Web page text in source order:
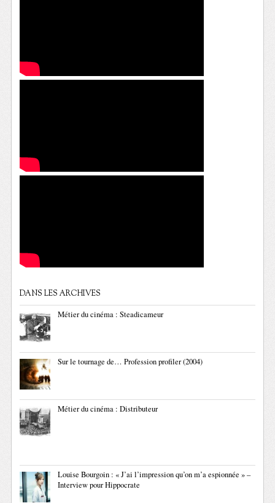
DANS LES ARCHIVES
Métier du cinéma : Steadicameur
Sur le tournage de… Profession profiler (2004)
Métier du cinéma : Distributeur
Louise Bourgoin : « J’ai l’impression qu’on m’a espionnée » –
Interview pour Hippocrate